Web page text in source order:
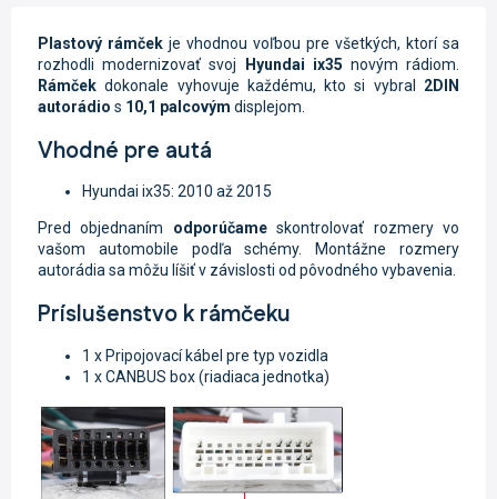
Plastový rámček je vhodnou voľbou pre všetkých, ktorí sa
rozhodli modernizovať svoj
Hyundai ix35 novým rádiom.
Rámček dokonale vyhovuje každému, kto si vybral 2DIN
autorádio s 10,1 palcovým displejom.
Vhodné pre autá
Hyundai ix35: 2010 až 2015
Pred objednaním odporúčameskontrolovať rozmery vo
vašom automobile podľa schémy. Montážne rozmery
autorádia sa môžu líšiť v závislosti od pôvodného vybavenia.
Príslušenstvo k rámčeku
1 x Pripojovací kábel pre typ vozidla
1 x CANBUS box (riadiaca jednotka)